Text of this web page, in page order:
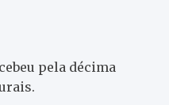
pela décima